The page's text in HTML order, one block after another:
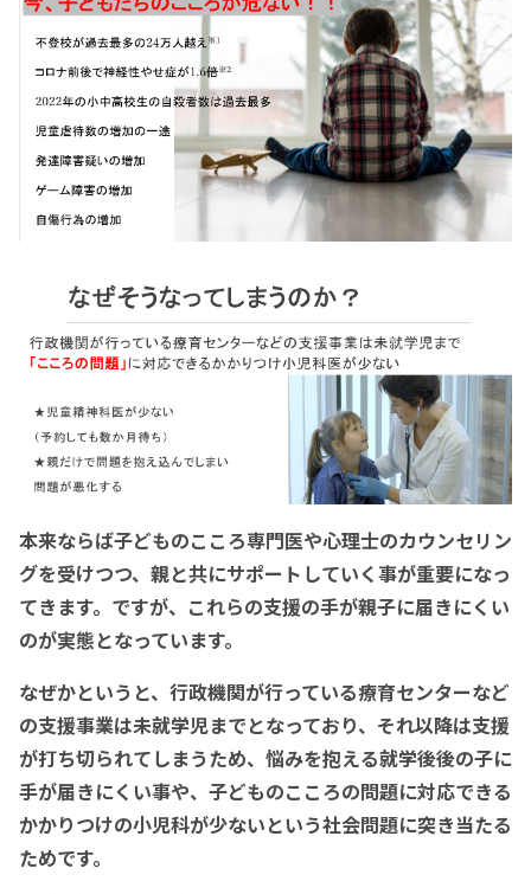
本来ならば子どものこころ専門医や心理士のカウンセリン
グを受けつつ、親と共にサポートしていく事が重要になっ
てきます。ですが、これらの支援の手が親子に届きにくい
のが実態となっています。
なぜかというと、行政機関が行っている療育センターなど
の支援事業は未就学児までとなっており、それ以降は支援
が打ち切られてしまうため、悩みを抱える就学後後の子に
手が届きにくい事や、子どものこころの問題に対応できる
かかりつけの小児科が少ないという社会問題に突き当たる
ためです。